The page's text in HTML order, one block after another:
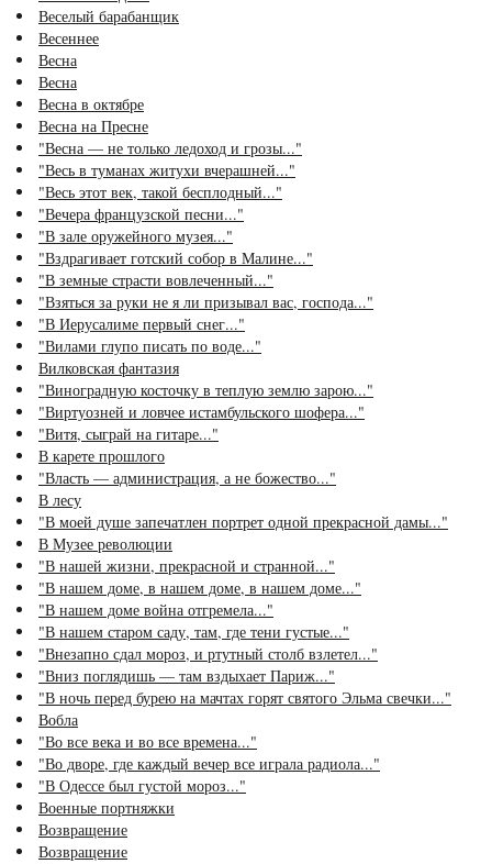
Веселый барабанщик
Весеннее
Весна
Весна
Весна в октябре
Весна на Пресне
"Весна — не только ледоход и грозы..."
"Весь в туманах житухи вчерашней..."
"Весь этот век, такой бесплодный..."
"Вечера французской песни..."
"В зале оружейного музея..."
"Вздрагивает готский собор в Малине..."
"В земные страсти вовлеченный..."
"Взяться за руки не я ли призывал вас, господа..."
"В Иерусалиме первый снег..."
"Вилами глупо писать по воде..."
Вилковская фантазия
"Виноградную косточку в теплую землю зарою..."
"Виртуозней и ловчее истамбульского шофера..."
"Витя, сыграй на гитаре..."
В карете прошлого
"Власть — администрация, а не божество..."
В лесу
"В моей душе запечатлен портрет одной прекрасной дамы..."
В Музее революции
"В нашей жизни, прекрасной и странной..."
"В нашем доме, в нашем доме, в нашем доме..."
"В нашем доме война отгремела..."
"В нашем старом саду, там, где тени густые..."
"Внезапно сдал мороз, и ртутный столб взлетел..."
"Вниз поглядишь — там вздыхает Париж..."
"В ночь перед бурею на мачтах горят святого Эльма свечки..."
Вобла
"Во все века и во все времена..."
"Во дворе, где каждый вечер все играла радиола..."
"В Одессе был густой мороз..."
Военные портняжки
Возвращение
Возвращение